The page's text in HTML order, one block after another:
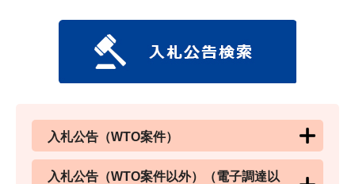
入札公告（WTO案件）
入札公告（WTO案件以外）（電子調達以